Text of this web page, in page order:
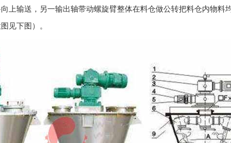
动可选，根据用户需
对热敏性物料不会
便添加工况要求的
位阀出料方便，由于
象； 7、锥形筒体
的搅拌速度亦不会对
料的化学反应有更好
功率(KW)外型尺寸
上输送，另一输出轴带动螺旋臂整体在料仓做公转把料仓内物料
见下图）。